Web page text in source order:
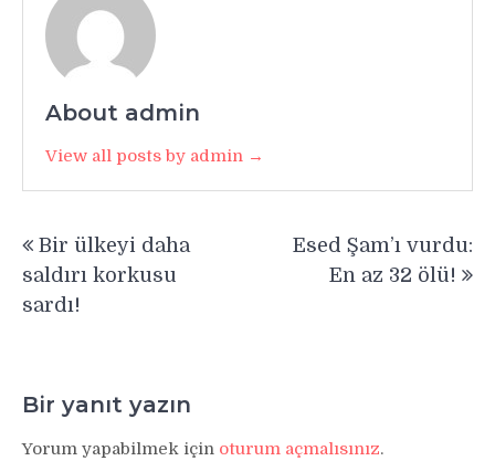
About admin
View all posts by admin →
gezinmesi
Bir ülkeyi daha
saldırı korkusu
sardı!
Esed Şam’ı vurdu:
En az 32 ölü!
Bir yanıt yazın
Yorum yapabilmek için oturum açmalısınız.